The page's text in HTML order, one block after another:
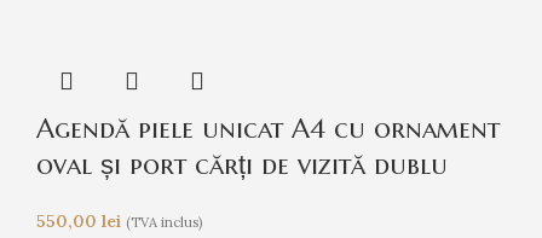
Agendă piele unicat A4 cu ornament
oval și port cărți de vizită dublu
550,00 lei (TVA inclus)